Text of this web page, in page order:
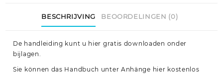
BESCHRIJVING BEOORDELINGEN (0)
De handleiding kunt u hier gratis downloaden onder
bijlagen.
Sie können das Handbuch unter Anhänge hier kostenlos